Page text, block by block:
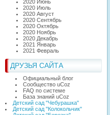
2020 Июнь
2020 Июль
2020 Август
2020 Сентябрь
2020 Октябрь
2020 Ноябрь
2020 Декабрь
2021 Январь
2021 Февраль
ДРУЗЬЯ САЙТА
Официальный блог
Сообщество uCoz
FAQ по системе
База знаний uCoz
Детский сад "Чебурашка"
Детский сад "Колокольчик"